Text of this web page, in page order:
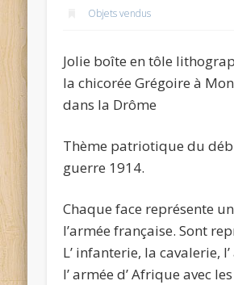
Objets vendus
Jolie boîte en tôle
la chicorée Grégoire à
dans la Drôme
Thème patriotique du
guerre 1914.
Chaque face représente
l’armée française. Sont
L’ infanterie, la cavalerie,
l’ armée d’ Afrique avec